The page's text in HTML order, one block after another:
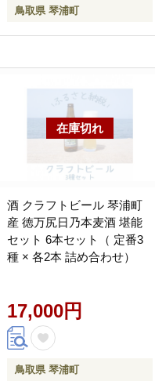
鳥取県 琴浦町
酒 クラフトビール 琴浦町
産 徳万尻日乃本麦酒 堪能
セット 6本セット（ 定番3
種 × 各2本 詰め合わせ）
17,000円
鳥取県 琴浦町